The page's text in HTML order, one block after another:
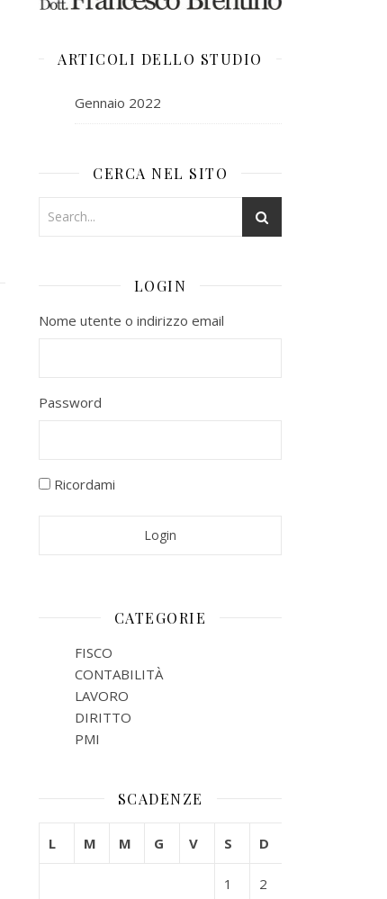
ARTICOLI DELLO STUDIO
Gennaio 2022
CERCA NEL SITO
LOGIN
Nome utente o indirizzo email
Password
Ricordami
CATEGORIE
FISCO
CONTABILITÀ
LAVORO
DIRITTO
PMI
SCADENZE
L M M G V S D
1 2